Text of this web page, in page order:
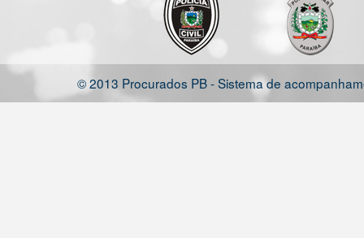
© 2013 Procurados PB - Sistema de